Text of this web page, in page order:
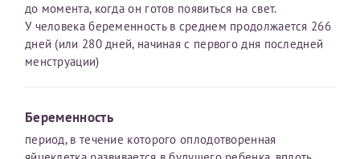
до момента, когда он готов появиться на свет.
У человека беременность в среднем продолжается 266
дней (или 280 дней, начиная с первого дня последней
менструации)
Беременность
период, в течение которого оплодотворенная
Получение справки